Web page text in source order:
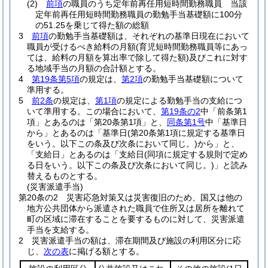
(2) 前項の職員のうち定年前再任用短時間勤務職員 当該
定年前再任用短時間勤務職員の勤勉手当基礎額に100分
の51.25を乗じて得た額の総額
3
前項の勤勉手当基礎額は、それぞれの基準日現在において
職員が受けるべき給料の月額(育児短時間勤務職員等にあっ
ては、給料の月額を算出率で除して得た額)及びこれに対す
る地域手当の月額の合計額とする。
4
第19条第5項の規定は、 第2項の勤勉手当基礎額について
準用する。
5
前2条の規定は、 第1項の規定による勤勉手当の支給につ
いて準用する。
この場合において、 第19条の2中「前条第1
項」とあるのは「第20条第1項」と、 同条第1号中「基準日
から」とあるのは「基準日(第20条第1項に規定する基準日
をいう。以下この条及び次条において同じ。)から」と、
「支給日」とあるのは「支給日(同項に規定する規則で定め
る日をいう。以下この条及び次条において同じ。) 」と読み
替えるものとする。
(災害派遣手当)
第20条の2
災害応急対策又は災害復旧のため、国又は他の
地方公共団体から派遣された職員で住所又は居所を離れて
町の区域に滞在することを要するものに対して、災害派遣
手当を支給する。
2
災害派遣手当の額は、滞在期間及び施設の利用区分に応
じ、 次の表に掲げる額とする。